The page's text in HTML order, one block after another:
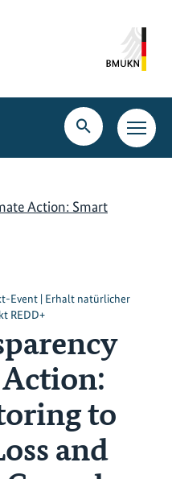
Suche
öffnen
Action: Smart
Event | Erhalt natürlicher
REDD+
to
and